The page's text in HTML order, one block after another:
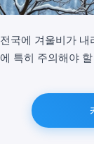
전국에 겨울비가
에 특히 주의해야